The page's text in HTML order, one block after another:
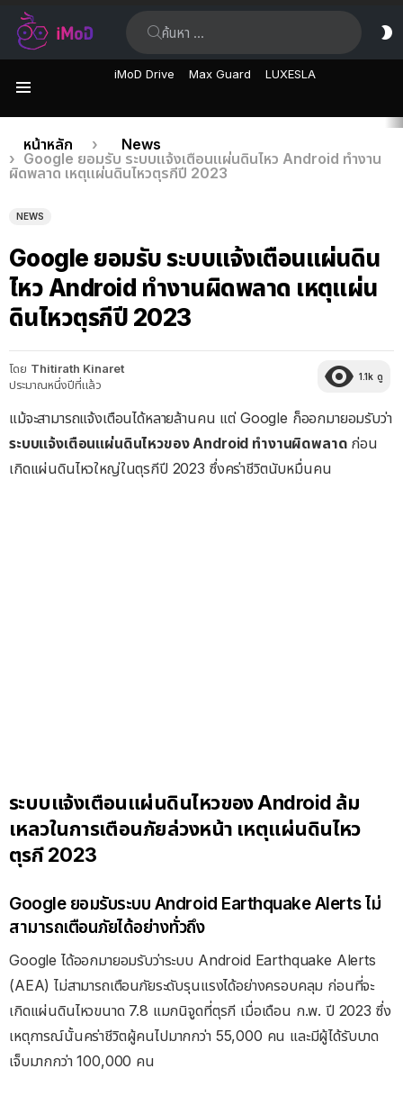
iMoD Drive Max Guard LUXESLA
เรื่อง
ล่าสุด
คุณอยู่ที่นี่:
หน้าหลัก
News
Google ยอมรับ ระบบแจ้งเตือนแผ่นดินไหว Android ทำงาน
ผิดพลาด เหตุแผ่นดินไหวตุรกีปี 2023
NEWS
Google ยอมรับ ระบบแจ้งเตือนแผ่นดิน
ไหว Android ทำงานผิดพลาด เหตุแผ่น
ดินไหวตุรกีปี 2023
โดย Thitirath Kinaret
ประมาณหนึ่งปีที่แล้ว
1.1k ดู
แม้จะสามารถแจ้งเตือนได้หลายล้านคน แต่ Google ก็ออกมายอมรับว่า
ระบบแจ้งเตือนแผ่นดินไหวของ Android ทำงานผิดพลาด ก่อน
เกิดแผ่นดินไหวใหญ่ในตุรกีปี 2023 ซึ่งคร่าชีวิตนับหมื่นคน
ระบบแจ้งเตือนแผ่นดินไหวของ Android ล้ม
เหลวในการเตือนภัยล่วงหน้า เหตุแผ่นดินไหว
ตุรกี 2023
Google ยอมรับระบบ Android Earthquake Alerts ไม่
สามารถเตือนภัยได้อย่างทั่วถึง
Google ได้ออกมายอมรับว่าระบบ Android Earthquake Alerts
(AEA) ไม่สามารถเตือนภัยระดับรุนแรงได้อย่างครอบคลุม ก่อนที่จะ
เกิดแผ่นดินไหวขนาด 7.8 แมกนิจูดที่ตุรกี เมื่อเดือน ก.พ. ปี 2023 ซึ่ง
เหตุการณ์นั้นคร่าชีวิตผู้คนไปมากกว่า 55,000 คน และมีผู้ได้รับบาด
เจ็บมากกว่า 100,000 คน